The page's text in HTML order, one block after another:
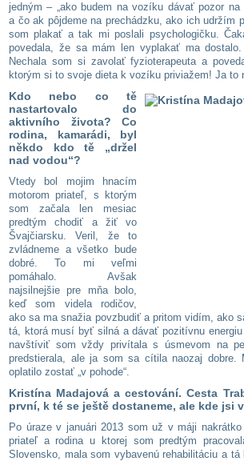
jedným – „ako budem na vozíku dávať pozor
a čo ak pôjdeme na prechádzku, ako ich udržím
som plakať a tak mi poslali psychologičku.
povedala, že sa mám len vyplakať ma
Nechala som si zavolať fyzioterapeuta a
ktorým si to svoje dieta k vozíku priviažem! Ja to
Kdo nebo co tě
nastartovalo do
aktivního života? Co
rodina, kamarádi, byl
někdo kdo tě „držel
nad vodou“?
Vtedy bol mojim hnacím
motorom priateľ, s ktorým
som začala len mesiac
predtým chodiť a žiť vo
Švajčiarsku. Veril, že to
zvládneme a všetko bude
dobré. To mi veľmi
pomáhalo. Avšak
najsilnejšie pre mňa bolo,
keď som videla rodičov,
ako sa ma snažia povzbudiť a pritom vidím, ako
tá, ktorá musí byť silná a dávať pozitívnu
navštíviť som vždy privítala s úsmevom na
predstierala, ale ja som sa cítila naozaj
oplatilo zostať „v pohode“.
Kristína Madajová a cestování. Cesta
první, k té se ještě dostaneme, ale kde jsi
Po úraze v januári 2013 som už v máji
priateľ a rodina u ktorej som predtým
Slovensko, mala som vybavenú rehabilitáciu a